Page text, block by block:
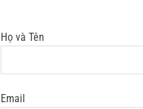
Họ và Tên
Email